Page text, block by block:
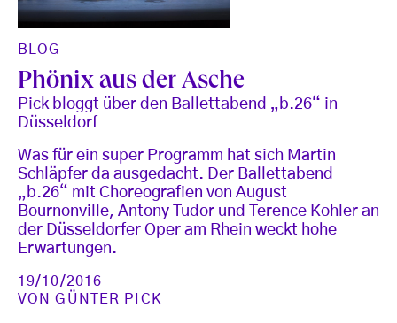
BLOG
Phönix aus der Asche
Pick bloggt über den Ballettabend „b.26“ in
Düsseldorf
Was für ein super Programm hat sich Martin
Schläpfer da ausgedacht. Der Ballettabend
„b.26“ mit Choreografien von August
Bournonville, Antony Tudor und Terence Kohler an
der Düsseldorfer Oper am Rhein weckt hohe
Erwartungen.
19/10/2016
VONGÜNTER PICK